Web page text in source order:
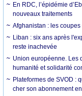
En RDC, l’épidémie
nouveaux traitements
Afghanistan : les
Liban : six ans après
reste inachevée
Union européenne. Les
humanité et solidarité
Plateformes de SVOD :
cher son abonnement